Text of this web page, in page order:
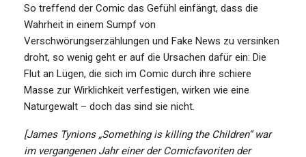
So treffend der Comic das Gefühl einfängt, dass die
Wahrheit in einem Sumpf von
Verschwörungserzählungen und Fake News zu versinken
droht, so wenig geht er auf die Ursachen dafür ein: Die
Flut an Lügen, die sich im Comic durch ihre schiere
Masse zur Wirklichkeit verfestigen, wirken wie eine
Naturgewalt – doch das sind sie nicht.
[James Tynions „Something is killing the Children“ war
im vergangenen Jahr einer der Comicfavoriten der